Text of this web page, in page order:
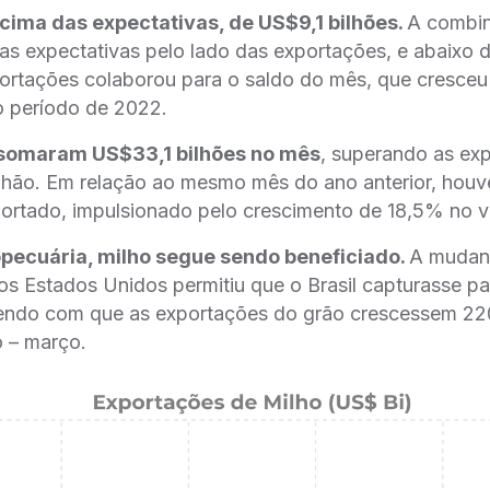
das expectativas, de US$9,1 bilhões. A
expectativas pelo lado das exportações, e abaixo
colaborou para o saldo do mês, que
período de 2022.
US$33,1 bilhões no mês, superando as
Em relação ao mesmo mês do ano anterior,
impulsionado pelo crescimento de 18,5% no
milho segue sendo beneficiado. A
Estados Unidos permitiu que o Brasil capturasse
com que as exportações do grão crescessem
– março.